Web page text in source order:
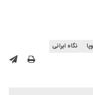
نگاه ایرانی